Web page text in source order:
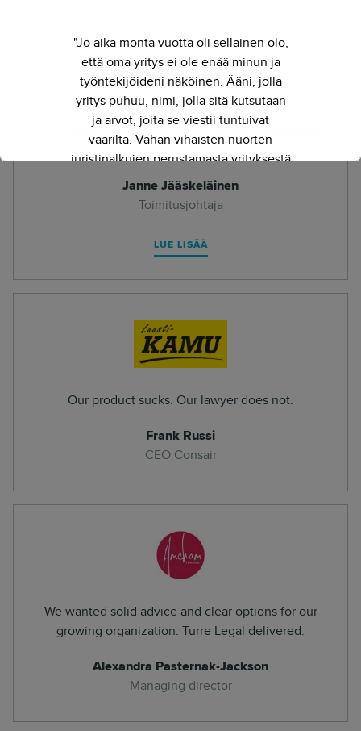
Turre säästi meiltä järjettömästi aikaa ja melkoisen
läjän euroja. Vahva suositus.
Janne Jääskeläinen
Toimitusjohtaja
LUE LISÄÄ
Our product sucks. Our lawyer does not.
Frank Russi
CEO Consair
We wanted solid advice and clear options for our
growing organization. Turre Legal delivered.
Alexandra Pasternak-Jackson
Managing director
"Jo aika monta vuotta oli sellainen olo,
että oma yritys ei ole enää minun ja
työntekijöideni näköinen. Ääni, jolla
yritys puhuu, nimi, jolla sitä kutsutaan
ja arvot, joita se viestii tuntuivat
vääriltä. Vähän vihaisten nuorten
juristinalkujen perustamasta yrityksestä
on kasvanut kokenut ja
näkemyksellinen asiantuntijayritys.
Siksi julkaisimme uuden nimen ja
verkkosivun. Out with the old - in with
the new."
- Herkko Hietanen